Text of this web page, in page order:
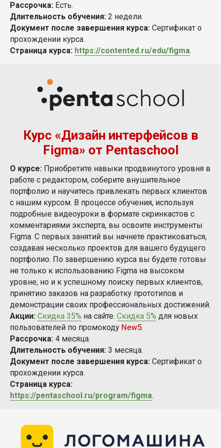
Рассрочка: Есть.
Длительность обучения: 2 недели.
Документ после завершения курса: Сертификат о
прохождении курса.
Страница курса: https://contented.ru/edu/figma.
Курс «Дизайн интерфейсов в
Figma» от Pentaschool
О курсе: Приобретите навыки продвинутого уровня в
работе с редактором, соберите внушительное
портфолио и научитесь привлекать первых клиентов
с нашим курсом. В процессе обучения, используя
подробные видеоуроки в формате скринкастов с
комментариями эксперта, вы освоите инструменты
Figma. С первых занятий вы начнете практиковаться,
создавая несколько проектов для вашего будущего
портфолио. По завершению курса вы будете готовы
не только к использованию Figma на высоком
уровне, но и к успешному поиску первых клиентов,
принятию заказов на разработку прототипов и
демонстрации своих профессиональных достижений.
Акции: Скидка 35% на сайте. Скидка 5% для новых
пользователей по промокоду New5.
Рассрочка: 4 месяца.
Длительность обучения: 3 месяца.
Документ после завершения курса: Сертификат о
прохождении курса.
Страница курса:
https://pentaschool.ru/program/figma.